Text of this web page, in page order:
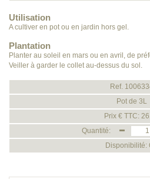
Utilisation
A cultiver en pot ou en jardin hors gel.
Plantation
Planter au soleil en mars ou en avril, de
Veiller à garder le collet au-dessus du sol.
Ref.
Pot de 3L
Prix € TTC:
Quantité:
Disponibilité: